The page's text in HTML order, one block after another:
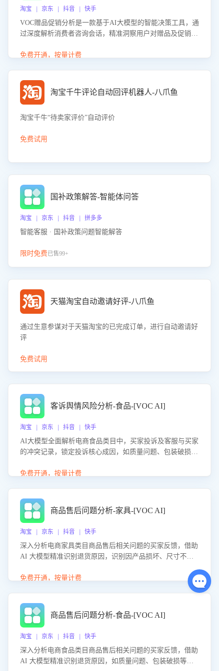
淘宝 | 京东 | 抖音 | 快手
VOC赠品促销分析是一款基于AI大模型的智能决策工具，通
过深度解析消费者咨询会话，精准洞察用户对赠品及促销政
销诉求，帮助企业制定个性化赠品组合策略，优化资源投放
免费开通，按量计费
淘宝千牛评论自动回评机器人-八爪鱼
淘宝千牛“待卖家评价”自动评价
免费试用
国补政策解答-智能体问答
淘宝 | 京东 | 抖音 | 拼多多
智能客服 · 国补政策问题智能解答
限时免费已售99+
天猫淘宝自动邀请好评-八爪鱼
通过生意参谋对于天猫淘宝的已完成订单，进行自动邀请好
评
免费试用
客诉舆情风险分析-食品-[VOC AI]
淘宝 | 京东 | 抖音 | 快手
AI大模型全面解析电商食品类目中，买家投诉及客服与买家
的冲突记录，锁定投诉核心成因，如质量问题、包装破损
置差评防控，提升客户满意度。
免费开通，按量计费
商品售后问题分析-家具-[VOC AI]
淘宝 | 京东 | 抖音 | 快手
深入分析电商家具类目商品售后相关问题的买家反馈，借助
AI 大模型精准识别退货原因，识别因产品损坏、尺寸不符
力商家优化产品或服务，实现销售额的显著提升。
免费开通，按量计费
商品售后问题分析-食品-[VOC AI]
淘宝 | 京东 | 抖音 | 快手
深入分析电商食品类目商品售后相关问题的买家反馈，借助
AI 大模型精准识别退货原因，如质量问题、包装破损等，